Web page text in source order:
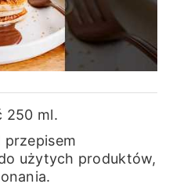
250 ml.
przepisem
użytych produktów,